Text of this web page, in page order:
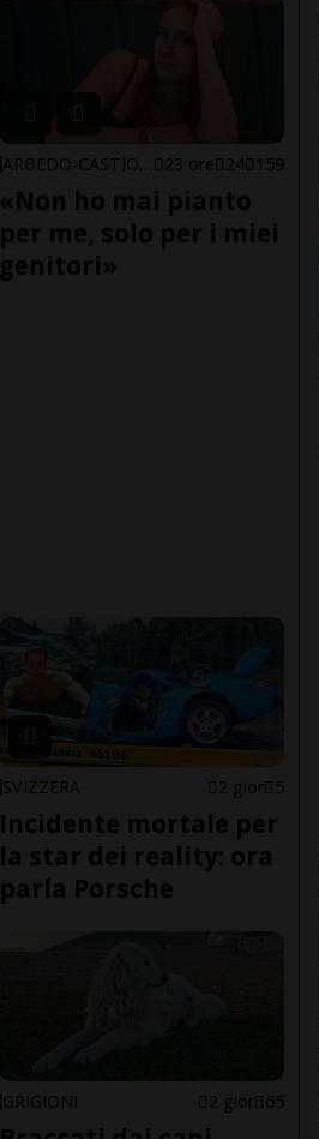
23 ore 24 159
«Non ho mai pianto
per me, solo per i miei
genitori»
SVIZZERA 2 gior 5
Incidente mortale per
la star dei reality: ora
parla Porsche
GRIGIONI 2 gior 65